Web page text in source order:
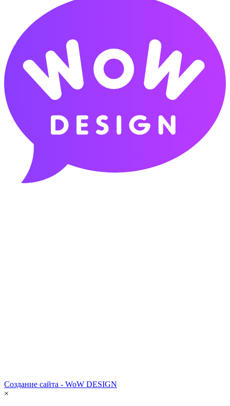
Создание сайта - WoW DESIGN
×